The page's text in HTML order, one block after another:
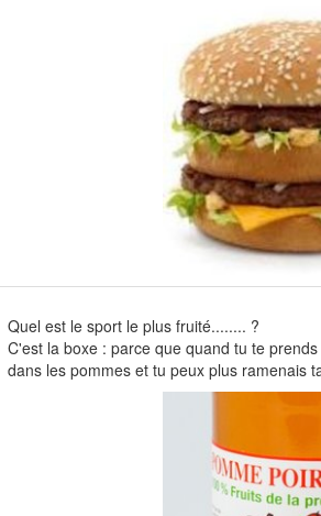
Quel est le sport le plus fruité........ ?
C'est la boxe : parce que quand tu te
dans les pommes et tu peux plus ramenais